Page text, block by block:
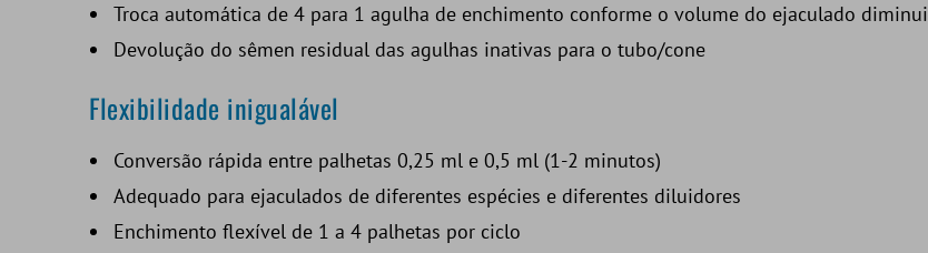
Troca automática de 4 para 1 agulha de enchimento conforme o volume do ejaculado diminui
Devolução do sêmen residual das agulhas inativas para o tubo/cone
Flexibilidade inigualável
Conversão rápida entre palhetas 0,25 ml e 0,5 ml (1-2 minutos)
Adequado para ejaculados de diferentes espécies e diferentes diluidores
Enchimento flexível de 1 a 4 palhetas por ciclo